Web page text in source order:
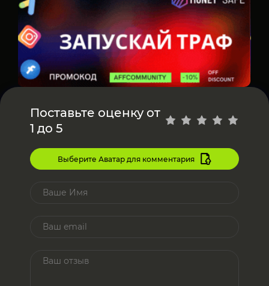
Поставьте оценку от
1 до 5
Выберите Аватар для комментария